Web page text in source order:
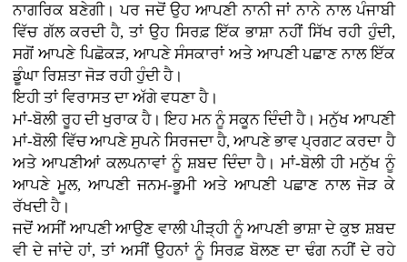
ਨਾਗਰਿਕ ਬਣੇਗੀ। ਪਰ ਜਦੋਂ ਉਹ ਆਪਣੀ ਨਾਨੀ ਜਾਂ ਨਾਨੇ ਨਾਲ ਪੰਜਾਬੀ
ਵਿੱਚ ਗੱਲ ਕਰਦੀ ਹੈ, ਤਾਂ ਉਹ ਸਿਰਫ਼ ਇੱਕ ਭਾਸ਼ਾ ਨਹੀਂ ਸਿੱਖ ਰਹੀ ਹੁੰਦੀ,
ਸਗੋਂ ਆਪਣੇ ਪਿਛੋਕੜ, ਆਪਣੇ ਸੰਸਕਾਰਾਂ ਅਤੇ ਆਪਣੀ ਪਛਾਣ ਨਾਲ ਇੱਕ
ਡੂੰਘਾ ਰਿਸ਼ਤਾ ਜੋੜ ਰਹੀ ਹੁੰਦੀ ਹੈ।
ਇਹੀ ਤਾਂ ਵਿਰਾਸਤ ਦਾ ਅੱਗੇ ਵਧਣਾ ਹੈ।
ਮਾਂ-ਬੋਲੀ ਰੂਹ ਦੀ ਖੁਰਾਕ ਹੈ। ਇਹ ਮਨ ਨੂੰ ਸਕੂਨ ਦਿੰਦੀ ਹੈ। ਮਨੁੱਖ ਆਪਣੀ
ਮਾਂ-ਬੋਲੀ ਵਿੱਚ ਆਪਣੇ ਸੁਪਨੇ ਸਿਰਜਦਾ ਹੈ, ਆਪਣੇ ਭਾਵ ਪ੍ਰਗਟ ਕਰਦਾ ਹੈ
ਅਤੇ ਆਪਣੀਆਂ ਕਲਪਨਾਵਾਂ ਨੂੰ ਸ਼ਬਦ ਦਿੰਦਾ ਹੈ। ਮਾਂ-ਬੋਲੀ ਹੀ ਮਨੁੱਖ ਨੂੰ
ਆਪਣੇ ਮੂਲ, ਆਪਣੀ ਜਨਮ-ਭੂਮੀ ਅਤੇ ਆਪਣੀ ਪਛਾਣ ਨਾਲ ਜੋੜ ਕੇ
ਰੱਖਦੀ ਹੈ।
ਜਦੋਂ ਅਸੀਂ ਆਪਣੀ ਆਉਣ ਵਾਲੀ ਪੀੜ੍ਹੀ ਨੂੰ ਆਪਣੀ ਭਾਸ਼ਾ ਦੇ ਕੁਝ ਸ਼ਬਦ
ਵੀ ਦੇ ਜਾਂਦੇ ਹਾਂ, ਤਾਂ ਅਸੀਂ ਉਹਨਾਂ ਨੂੰ ਸਿਰਫ਼ ਬੋਲਣ ਦਾ ਢੰਗ ਨਹੀਂ ਦੇ ਰਹੇ